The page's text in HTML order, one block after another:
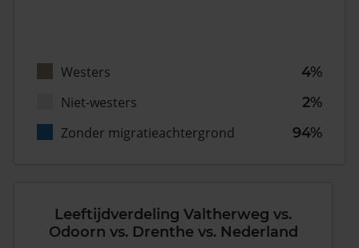
Westers
4%
Niet-westers
2%
Zonder migratieachtergrond
94%
Leeftijdverdeling Valtherweg vs.
Odoorn vs. Drenthe vs. Nederland